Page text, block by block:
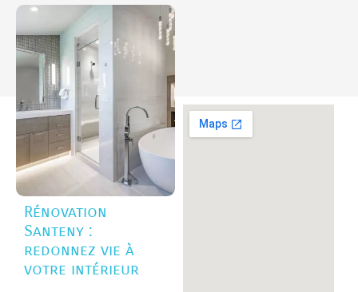
Rénovation
Santeny :
redonnez vie à
votre intérieur